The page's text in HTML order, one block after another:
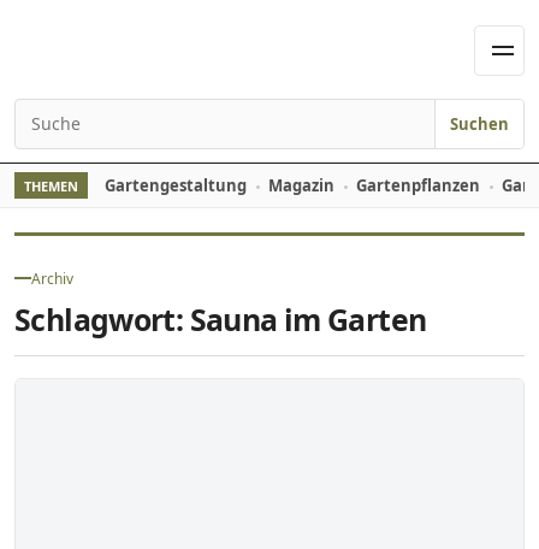
Search for:
Suchen
THEMEN Gartengestaltung Magazin Gartenpflanzen
Archiv
Schlagwort: Sauna im Garten